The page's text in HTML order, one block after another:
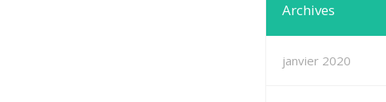
Archives
janvier 2020